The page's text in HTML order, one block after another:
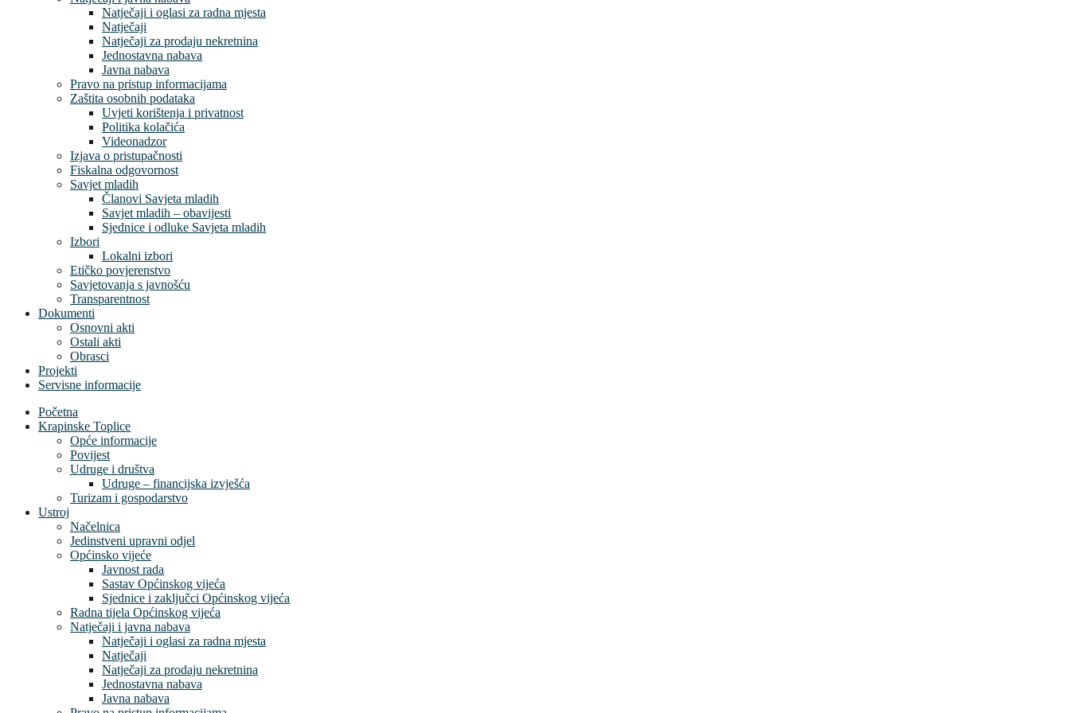
Natječaji i oglasi za radna mjesta
Natječaji
Natječaji za prodaju nekretnina
Jednostavna nabava
Javna nabava
Pravo na pristup informacijama
Zaštita osobnih podataka
Uvjeti korištenja i privatnost
Politika kolačića
Videonadzor
Izjava o pristupačnosti
Fiskalna odgovornost
Savjet mladih
Članovi Savjeta mladih
Savjet mladih – obavijesti
Sjednice i odluke Savjeta mladih
Izbori
Lokalni izbori
Etičko povjerenstvo
Savjetovanja s javnošću
Transparentnost
Dokumenti
Osnovni akti
Ostali akti
Obrasci
Projekti
Servisne informacije
Početna
Krapinske Toplice
Opće informacije
Povijest
Udruge i društva
Udruge – financijska izvješća
Turizam i gospodarstvo
Ustroj
Načelnica
Jedinstveni upravni odjel
Općinsko vijeće
Javnost rada
Sastav Općinskog vijeća
Sjednice i zaključci Općinskog vijeća
Radna tijela Općinskog vijeća
Natječaji i javna nabava
Natječaji i oglasi za radna mjesta
Natječaji
Natječaji za prodaju nekretnina
Jednostavna nabava
Javna nabava